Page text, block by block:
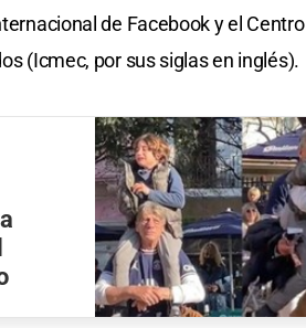
de Facebook y el Centro
(Icmec, por sus siglas en inglés).